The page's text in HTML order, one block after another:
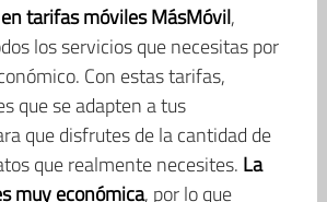
tarifas móviles MásMóvil,
los servicios que necesitas por
Con estas tarifas,
que se adapten a tus
que disfrutes de la cantidad de
que realmente necesites. La
muy económica, por lo que